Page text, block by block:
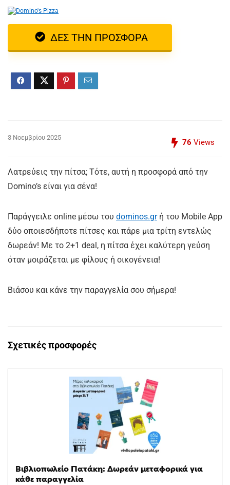
ΔΕΣ ΤΗΝ ΠΡΟΣΦΟΡΑ
3 Νοεμβρίου 2025
76 Views
Λατρεύεις την πίτσα; Τότε, αυτή η προσφορά από την
Domino’s είναι για σένα!
Παράγγειλε online μέσω του dominos.grή του Mobile App
δύο οποιεσδήποτε πίτσες και πάρε μια τρίτη εντελώς
δωρεάν! Με το 2+1 deal, η πίτσα έχει καλύτερη γεύση
όταν μοιράζεται με φίλους ή οικογένεια!
Βιάσου και κάνε την παραγγελία σου σήμερα!
Σχετικές προσφορές
Βιβλιοπωλείο Πατάκη: Δωρεάν μεταφορικά για
κάθε παραγγελία